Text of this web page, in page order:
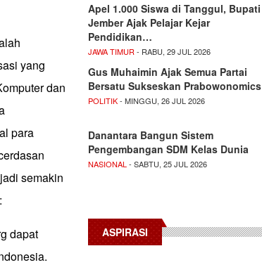
yang
dan
para
semakin
dapat
Apel 1.000 Siswa di Tanggul, Bupati
Jember Ajak Pelajar Kejar
Pendidikan…
JAWA TIMUR - RABU, 29 JUL 2026
Gus Muhaimin Ajak Semua Partai
Bersatu Sukseskan Prabowonomics
POLITIK- MINGGU, 26 JUL 2026
Danantara Bangun Sistem
Pengembangan SDM Kelas Dunia
NASIONAL - SABTU, 25 JUL 2026
ASPIRASI